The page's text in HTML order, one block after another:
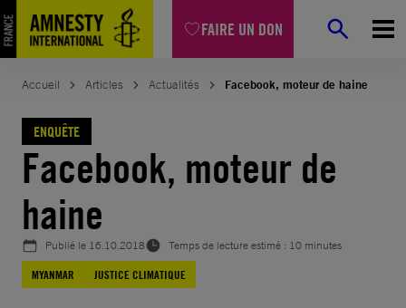
FAIRE UN DON
Aller
au
contenu
Accueil Articles Actualités Facebook, moteur de haine
ENQUÊTE
Facebook, moteur de
haine
Publié le 16.10.2018
Temps de lecture estimé : 10 minutes
MYANMAR
JUSTICE CLIMATIQUE